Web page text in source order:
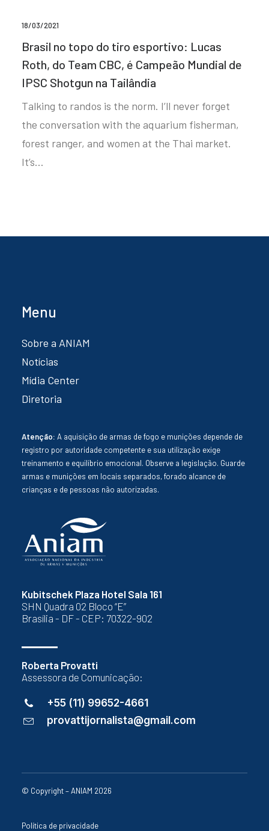
18/03/2021
Brasil no topo do tiro esportivo: Lucas
Roth, do Team CBC, é Campeão Mundial de
IPSC Shotgun na Tailândia
Talking to randos is the norm. I’ll never forget
the conversation with the aquarium fisherman,
forest ranger, and women at the Thai market.
It’s…
Kubitschek Plaza Hotel Sala 161
SHN Quadra 02 Bloco “E”
Brasília - DF - CEP: 70322-902
Roberta Provatti
Assessora de Comunicação:
+55 (11) 99652-4661
provattijornalista@gmail.com
Menu
Sobre a ANIAM
Notícias
Mídia Center
Diretoria
Atenção: A aquisição de armas de fogo e munições depende de
registro por autoridade competente e sua utilização exige
treinamento e equilíbrio emocional. Observe a legislação. Guarde
armas e munições em locais separados, forado alcance de
crianças e de pessoas não autorizadas.
© Copyright – ANIAM 2026
Política de privacidade